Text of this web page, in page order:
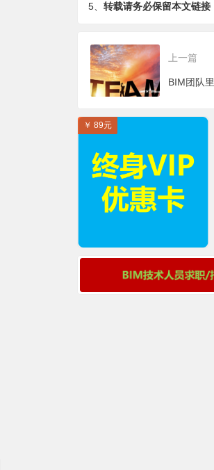
5、 转载请务必保留本文链接
上一篇
￥ 89元